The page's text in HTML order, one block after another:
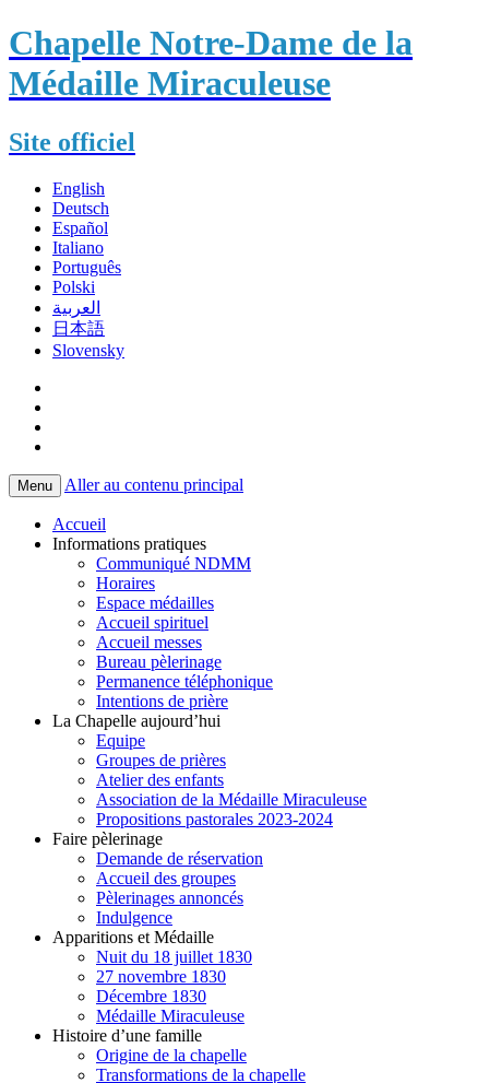
Chapelle Notre-Dame de la
Médaille Miraculeuse
Site officiel
English
Deutsch
Español
Italiano
Português
Polski
العربية
日本語
Slovensky
Menu Aller au contenu principal
Accueil
Informations pratiques
Communiqué NDMM
Horaires
Espace médailles
Accueil spirituel
Accueil messes
Bureau pèlerinage
Permanence téléphonique
Intentions de prière
La Chapelle aujourd’hui
Equipe
Groupes de prières
Atelier des enfants
Association de la Médaille Miraculeuse
Propositions pastorales 2023-2024
Faire pèlerinage
Demande de réservation
Accueil des groupes
Pèlerinages annoncés
Indulgence
Apparitions et Médaille
Nuit du 18 juillet 1830
27 novembre 1830
Décembre 1830
Médaille Miraculeuse
Histoire d’une famille
Origine de la chapelle
Transformations de la chapelle